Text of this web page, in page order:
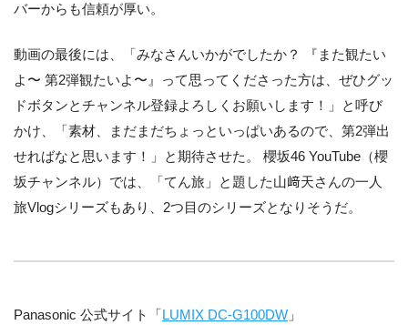
バーからも信頼が厚い。
動画の最後には、「みなさんいかがでしたか？ 『また観たい
よ〜 第2弾観たいよ〜』って思ってくださった方は、ぜひグッ
ドボタンとチャンネル登録よろしくお願いします！」と呼び
かけ、「素材、まだまだちょっといっぱいあるので、第2弾出
せればなと思います！」と期待させた。 櫻坂46 YouTube（櫻
坂チャンネル）では、「てん旅」と題した山﨑天さんの一人
旅Vlogシリーズもあり、2つ目のシリーズとなりそうだ。
Panasonic 公式サイト「 LUMIX DC-G100DW 」